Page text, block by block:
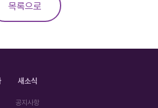
목록으로
새소식
공지사항